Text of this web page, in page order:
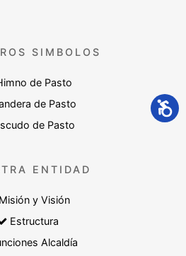
SIMBOLOS
de Pasto
de Pasto
de Pasto
ENTIDAD
Misión y Visión
Estructura
Alcaldía